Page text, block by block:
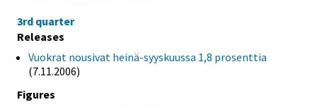
3rd quarter
Releases
Vuokrat nousivat heinä-syyskuussa 1,8 prosenttia
(7.11.2006)
Figures